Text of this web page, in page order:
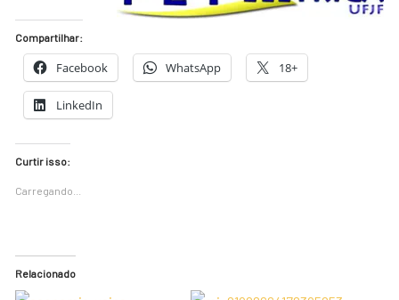
Compartilhar:
Facebook WhatsApp 18+
LinkedIn
Curtir isso:
Carregando...
Relacionado